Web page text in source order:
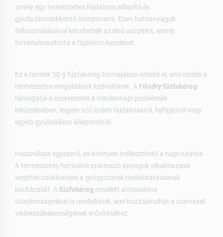
amely egy természetes fájdalomcsillapító és
gyulladáscsökkentő komponens. Ezen hatóanyagok
felhasználásával készítették az első aszpirint, amely
forradalmasította a fájdalom kezelését.
Ez a termék 50 g fűzfakéreg formájában érhető el, ami ideális a
természetes megoldások kedvelőinek. A Fitodry fűzfakéreg
támogatja a szervezetet a mindennapi problémák
leküzdésében, legyen szó ízületi fájdalmakról, fejfájásról vagy
egyéb gyulladásos állapotokról.
Használata egyszerű, és könnyen beilleszthető a napi rutinba.
A természetes forrásból származó anyagok alkalmazása
segíthet csökkenteni a gyógyszerek mellékhatásainak
kockázatát. A fűzfakéreg emellett antioxidáns
tulajdonságokkal is rendelkezik, ami hozzájárulhat a szervezet
védekezőképességének erősítéséhez.